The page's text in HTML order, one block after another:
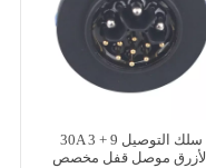
30A 3 + 9 سلك التوصيل
الأزرق موصل قفل مخصص